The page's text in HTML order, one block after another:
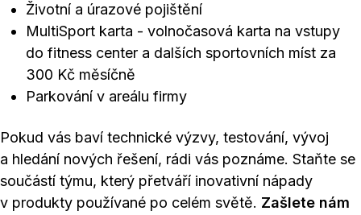
Životní a úrazové pojištění
MultiSport karta - volnočasová karta na vstupy
do fitness center a dalších sportovních míst za
300 Kč měsíčně
Parkování v areálu firmy
Pokud vás baví technické výzvy, testování, vývoj
a hledání nových řešení, rádi vás poznáme. Staňte se
součástí týmu, který přetváří inovativní nápady
v produkty používané po celém světě. Zašlete nám